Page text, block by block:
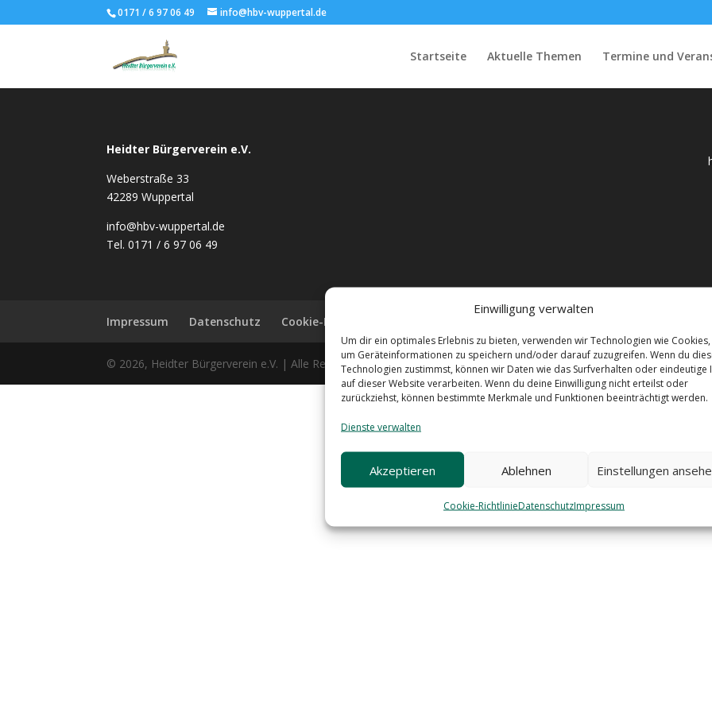
Einwilligung verwalten
Um dir ein optimales Erlebnis zu bieten, verwenden wir Technologien wie Cookies,
um Geräteinformationen zu speichern und/oder darauf zuzugreifen. Wenn du
Technologien zustimmst, können wir Daten wie das Surfverhalten oder eindeutige
auf dieser Website verarbeiten. Wenn du deine Einwilligung nicht erteilst oder
zurückziehst, können bestimmte Merkmale und Funktionen beeinträchtigt werden.
Dienste verwalten
Akzeptieren Ablehnen Einstellungen
Cookie-RichtlinieDatenschutzImpressum
0171 / 6 97 06 49 info@hbv-wuppertal.de
Startseite Aktuelle Themen Termine und
Heidter Bürgerverein e.V.
Weberstraße 33
42289 Wuppertal
info@hbv-wuppertal.de
Tel. 0171 / 6 97 06 49
Impressum Datenschutz Cookie-Richtlinie
© 2026, Heidter Bürgerverein e.V. | Alle Rechte vorbehalten. | byDSPRANGER Design